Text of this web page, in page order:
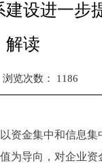
建设进一
解读
浏览次数： 1186
资金集中和信息
为导向，对企业